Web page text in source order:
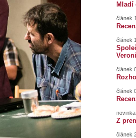
Mladí
článek
článek
článek
článek
Z
článek